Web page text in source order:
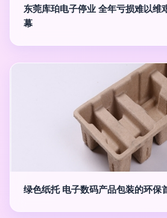
东莞库珀电子停业 全年亏损难以维
幕
绿色纸托 电子数码产品包装的环保